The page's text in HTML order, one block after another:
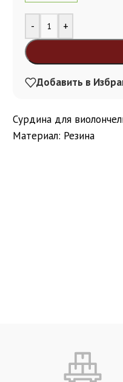
- +
Alternative:
Добавить в
Сурдина для
Материал: Резина